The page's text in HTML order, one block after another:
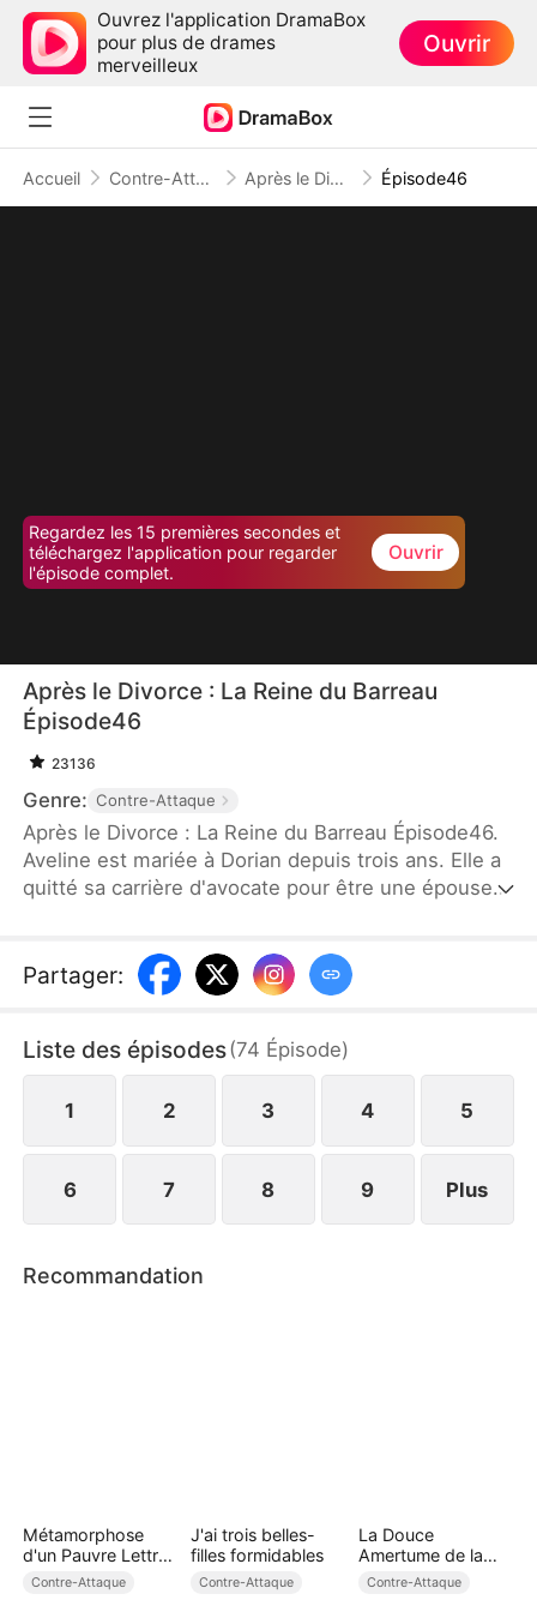
Ouvrez l'application DramaBox
pour plus de drames
merveilleux
Ouvrir
Accueil Contre-Attaque Après le Divorce : La Reine du Barreau Épisode46
Regardez les 15 premières secondes et
téléchargez l'application pour regarder
l'épisode complet.
Ouvrir
Après le Divorce : La Reine du Barreau
Épisode46
23136
Genre: Contre-Attaque
Après le Divorce : La Reine du Barreau Épisode46.
Aveline est mariée à Dorian depuis trois ans. Elle a
quitté sa carrière d'avocate pour être une épouse
ne comprend pas ses sentiments. Lors d'un
banquet, des amis regardent Aveline de haut car
reprendre sa carrière. Elle revient au cabinet, où
ses anciens collègues l'accueillent avec joie. Elle
reprend son trône.
Partager:
Liste des épisodes(74 Épisode)
1 2 3 4 5
6 7 8 9 Plus
Recommandation
Métamorphose
d'un Pauvre Lettré
S2
Contre-Attaque
J'ai trois belles-
filles formidables
Contre-Attaque
La Douce
Amertume de la
Voir Divorcée (
Contre-Attaque